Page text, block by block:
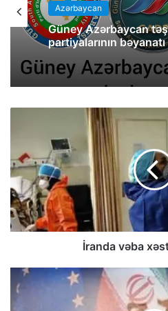
Azərbaycan
Güney Azərbaycan
partiyalarının bəyanatı
İranda vəba